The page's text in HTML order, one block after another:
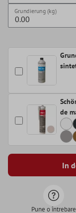
Grundierung (kg)
de
In
Pune o întrebare